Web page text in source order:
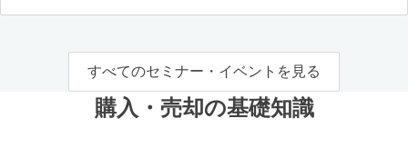
すべてのセミナー・イベントを見る
購入・売却の基礎知識